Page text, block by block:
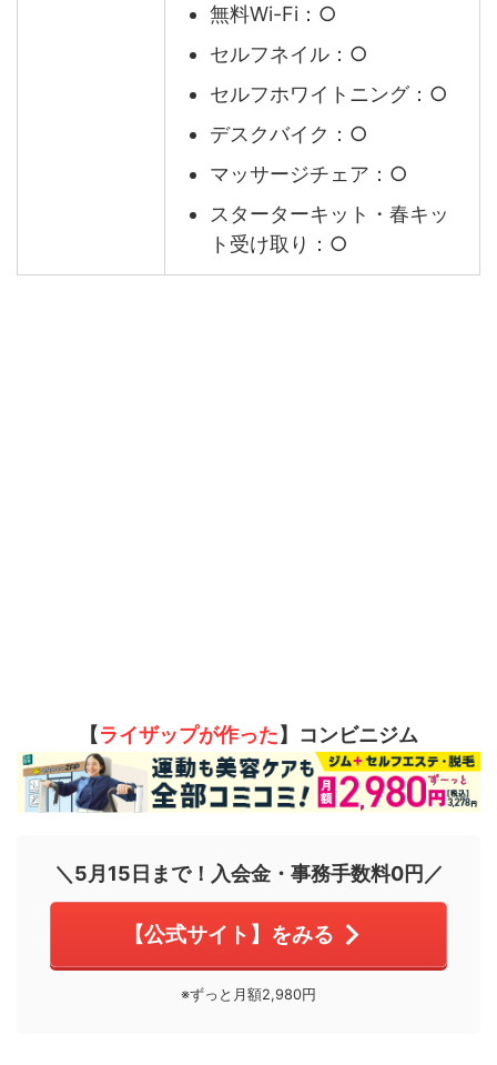
無料Wi-Fi：○
セルフネイル：○
セルフホワイトニング：○
デスクバイク：○
マッサージチェア：○
スターターキット・春キッ
ト受け取り：○
【ライザップが作った】コンビニジム
＼5月15日まで！入会金・事務手数料0円／
【公式サイト】をみる
※ずっと月額2,980円